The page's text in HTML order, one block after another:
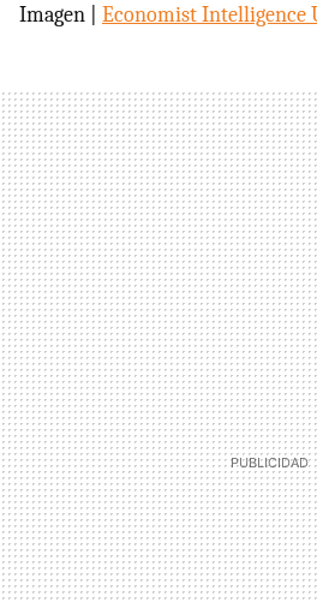
Imagen | Economist Intelligence